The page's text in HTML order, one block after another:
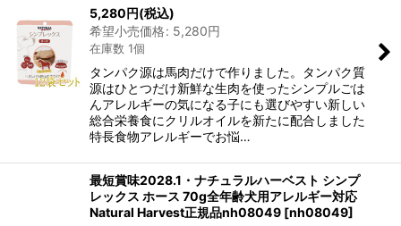
5,280円(税込)
希望小売価格: 5,280円
在庫数 1個
タンパク源は馬肉だけで作りました。タンパク質
源はひとつだけ新鮮な生肉を使ったシンプルごは
んアレルギーの気になる子にも選びやすい新しい
総合栄養食にクリルオイルを新たに配合しました
特長食物アレルギーでお悩…
最短賞味2028.1・ナチュラルハーベスト シンプ
レックス ホース 70g全年齢犬用アレルギー対応
Natural Harvest正規品nh08049 [nh08049]